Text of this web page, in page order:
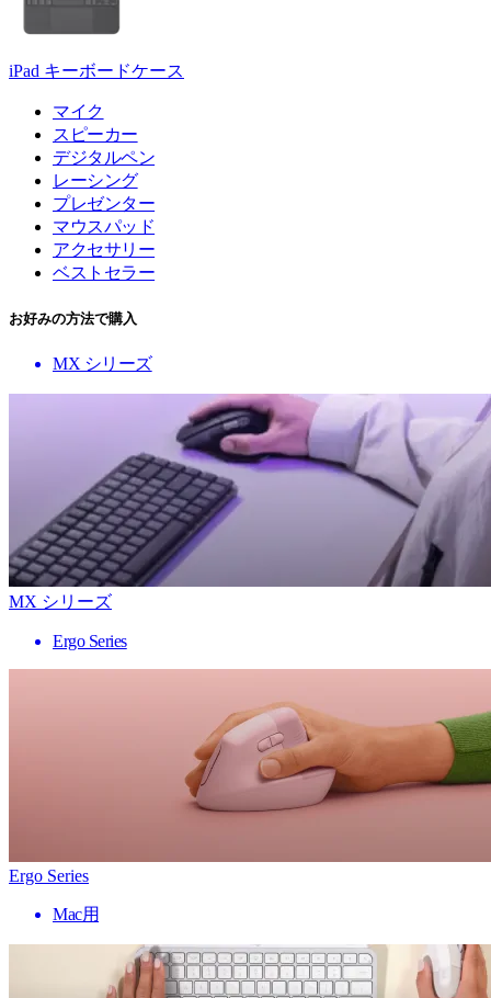
iPad キーボードケース
マイク
スピーカー
デジタルペン
レーシング
プレゼンター
マウスパッド
アクセサリー
ベストセラー
お好みの方法で購入
MX シリーズ
MX シリーズ
Ergo Series
Ergo Series
Mac用